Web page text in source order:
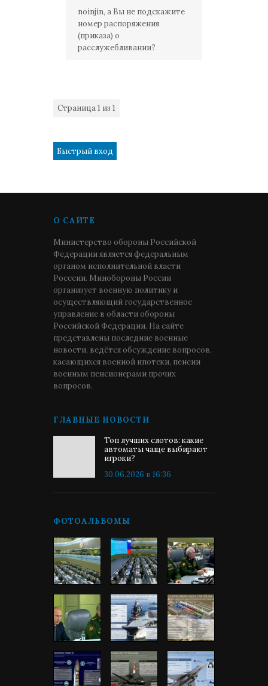
noinjin, а Вы не подскажите
номер распоряжения
(приказа) о
расслужебливании?
Страница1 из 1
О САЙТЕ
Министерство обороны Российской
Федерации является федеральным
органом исполнительной власти
Росссии. Минобороны России
организует военную политику и
осуществляющий государственное
управление в области обороны
Российской Федерации. На сайте
представлены последние военные
новости, ведётся обсуждение вопросов,
касающихся военной ипотеки, пенсии
военным пенсионерами прочих
вопросов.
ГЛАВНЫЕ НОВОСТИ
Топ лучших слотов: какие
автоматы чаще выбирают
игроки?
30.06.2026 в 16:36
ФОТОАЛЬБОМЫ